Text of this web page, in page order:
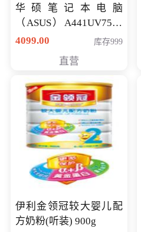
华硕笔记本电脑
（ASUS）A441UV7500
顽石（7代i7-7500U 4G
4099.00 库存999
直营
伊利金领冠较大婴儿配
方奶粉(听装) 900g